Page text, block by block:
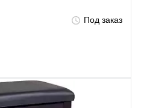
Под заказ